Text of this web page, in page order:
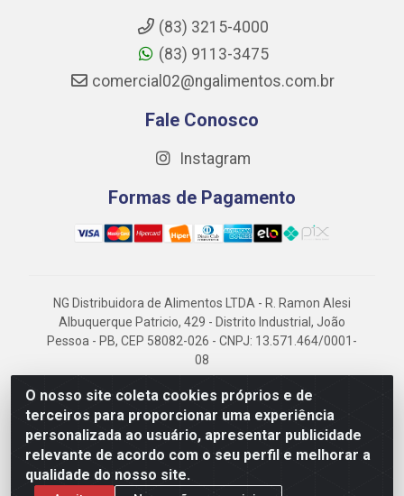
O nosso site coleta cookies próprios e de
terceiros para proporcionar uma experiência
personalizada ao usuário, apresentar publicidade
relevante de acordo com o seu perfil e melhorar a
qualidade do nosso site.
(83) 3215-4000
(83) 9113-3475
comercial02@ngalimentos.com.br
Fale Conosco
Instagram
Formas de Pagamento
NG Distribuidora de Alimentos LTDA - R. Ramon Alesi
Albuquerque Patricio, 429 - Distrito Industrial, João
Pessoa - PB, CEP 58082-026 - CNPJ: 13.571.464/0001-
08
NG Alimentos, há mais de 14 anos no mercado
paraibano, é referência em frigorificados, destacando-
se pela logística eficiente e excelência.